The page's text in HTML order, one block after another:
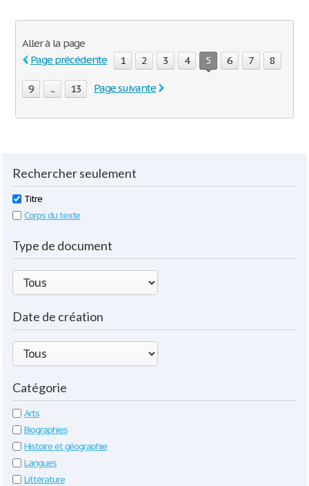
Aller à la page
Page précédente
1 2 3 4 5 6 7 8
9 ... 13 Page suivante
Rechercher seulement
Titre
Corps du texte
Type de document
Date de création
Catégorie
Arts
Biographies
Histoire et géographie
Langues
Littérature